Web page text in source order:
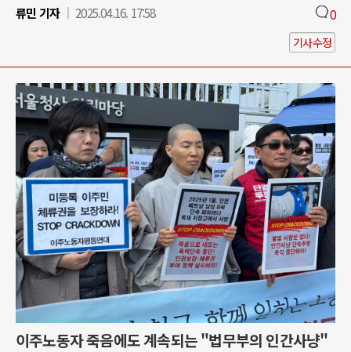
류민 기자
2025.04.16. 17:58 0
기사수정
이주노동자 죽음에도 계속되는 "법무부의 인간사냥"